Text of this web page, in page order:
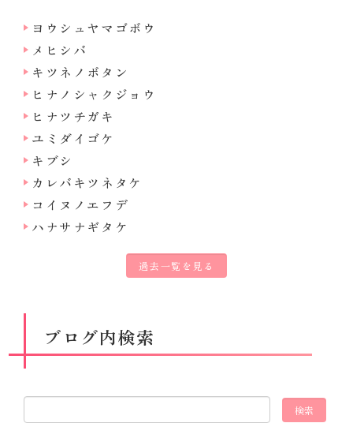
ヨウシュヤマゴボウ
メヒシバ
キツネノボタン
ヒナノシャクジョウ
ヒナツチガキ
ユミダイゴケ
キブシ
カレバキツネタケ
コイヌノエフデ
ハナサナギタケ
過去一覧を見る
ブログ内検索